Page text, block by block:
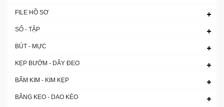
FILE HỒ SƠ
SỔ - TẬP
BÚT - MỰC
KẸP BƯỚM - DÂY ĐEO
BẤM KIM - KIM KẸP
BĂNG KEO - DAO KÉO